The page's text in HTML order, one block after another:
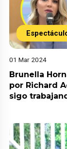
01 Mar 2024
Brunella
por Richard
sigo